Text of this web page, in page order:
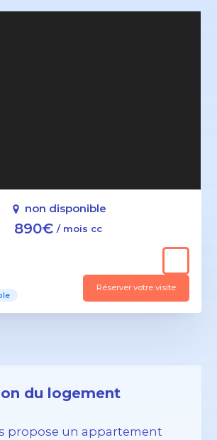
non disponible
890€ / mois cc
Réserver votre visite
du logement
propose un appartement